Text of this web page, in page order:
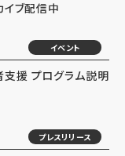
ブ配信中
イベント
支援 プログラム説明
プレスリリース